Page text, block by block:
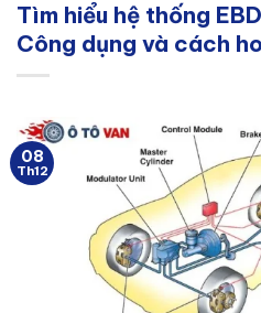
Tìm hiểu hệ thống
Công dụng và cách
08
Th12